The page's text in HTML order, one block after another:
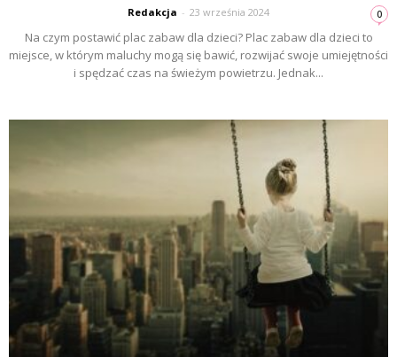
Redakcja - 23 września 2024 0
Na czym postawić plac zabaw dla dzieci? Plac zabaw dla dzieci to
miejsce, w którym maluchy mogą się bawić, rozwijać swoje umiejętności
i spędzać czas na świeżym powietrzu. Jednak...